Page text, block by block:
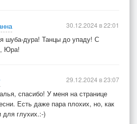
шуба-дура! Танцы до упаду! С
Юра!
30.12.2024 в 22:01
спасибо! У меня на странице
Есть даже пара плохих, но, как
для глухих.:-)
29.12.2024 в 23:07